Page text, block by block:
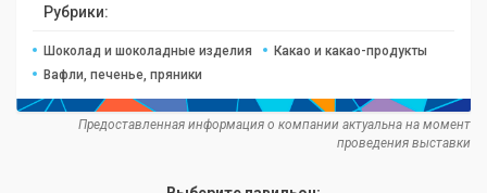
Рубрики:
Шоколад и шоколадные изделия
Какао и какао-продукты
Вафли, печенье, пряники
Предоставленная информация о компании актуальна на момент
проведения выставки